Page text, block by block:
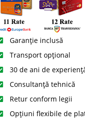
Garanție inclusă
Transport opțional
30 de ani de
Consultanță tehnică
Retur conform legii
Opțiuni flexibile de